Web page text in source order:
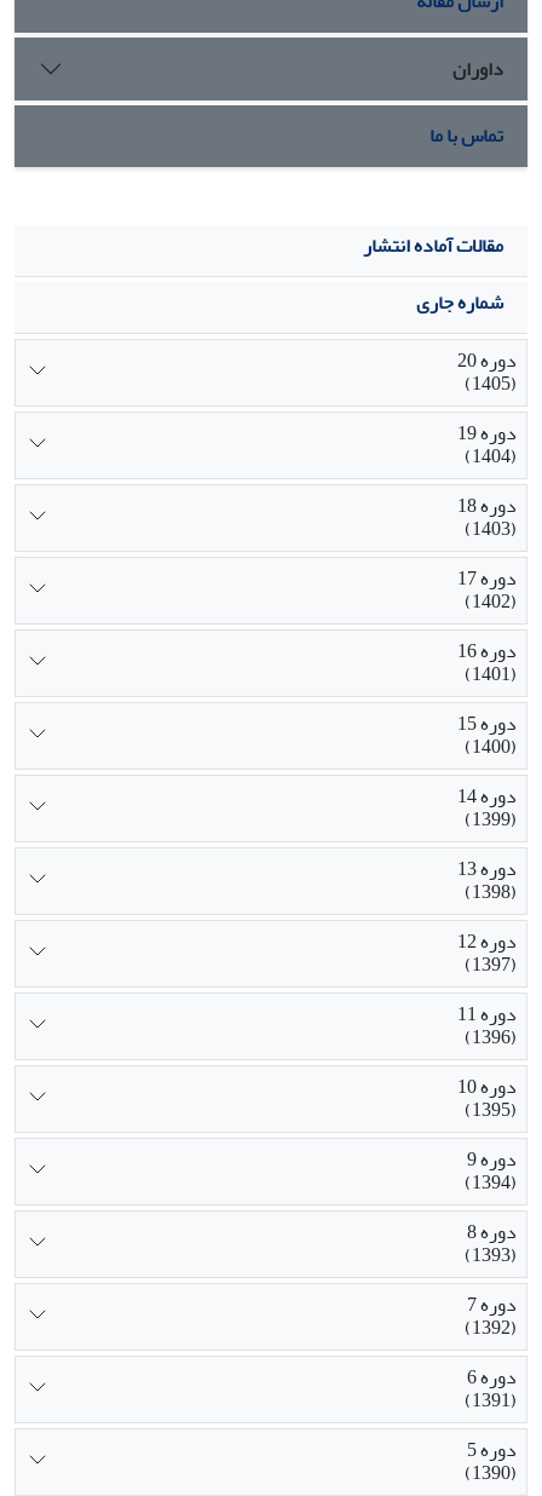
داوران
تماس با ما
مقالات آماده انتشار
شماره جاری
دوره 20
(1405)
دوره 19
(1404)
دوره 18
(1403)
دوره 17
(1402)
دوره 16
(1401)
دوره 15
(1400)
دوره 14
(1399)
دوره 13
(1398)
دوره 12
(1397)
دوره 11
(1396)
دوره 10
(1395)
دوره 9
(1394)
دوره 8
(1393)
دوره 7
(1392)
دوره 6
(1391)
دوره 5
(1390)